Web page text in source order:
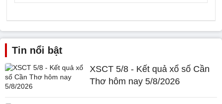
Tin nổi bật
XSCT 5/8 - Kết quả xổ số Cần
Thơ hôm nay 5/8/2026